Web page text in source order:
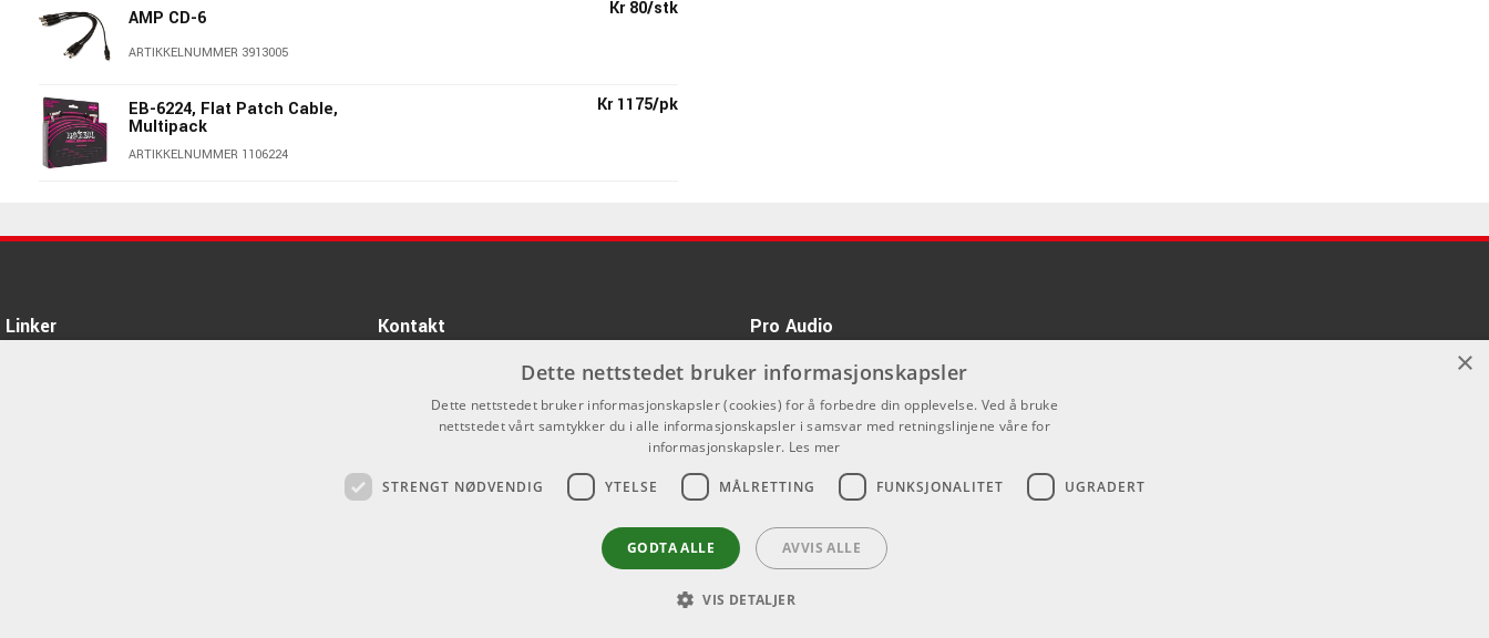
AMP CD-6
ARTIKKELNUMMER 3913005
Kr 80/stk
EB-6224, Flat Patch Cable,
Multipack
ARTIKKELNUMMER 1106224
Kr 1175/pk
Kr 360/pk
Linker Kontakt
Som privatperson kan du ikke kjøpe på denne nettsiden,
info@emnordic.no
Pro Audio
×
Dette nettstedet bruker informasjonskapsler
Dette nettstedet bruker informasjonskapsler (cookies) for å forbedre din opplevelse. Ved å bruke
nettstedet vårt samtykker du i alle informasjonskapsler i samsvar med retningslinjene våre for
informasjonskapsler. Les mer
STRENGT NØDVENDIG YTELSE MÅLRETTING FUNKSJONALITET UGRADERT
GODTA ALLE AVVIS ALLE
VIS DETALJER